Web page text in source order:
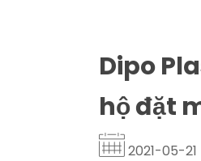
Dipo
hộ đặt
2021-05-21